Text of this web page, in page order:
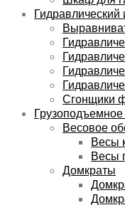
Гидравлический
Сгонщики
Весовое
Весы
Весы
Домкраты